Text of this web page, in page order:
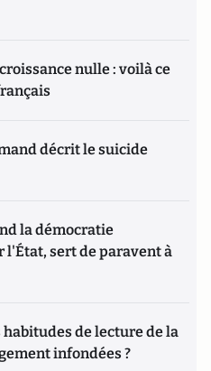
nulle : voilà ce
décrit le suicide
la démocratie
l'État, sert de paravent à
de lecture de la
infondées ?